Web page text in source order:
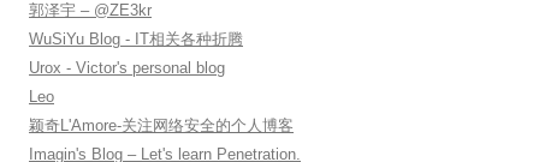
郭泽宇 – @ZE3kr
WuSiYu Blog - IT相关各种折腾
Urox - Victor's personal blog
Leo
颖奇L'Amore-关注网络安全的个人博客
Imagin's Blog – Let's learn Penetration.